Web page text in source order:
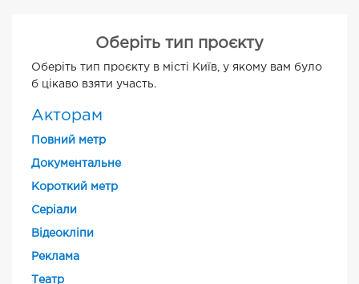
Оберіть тип проєкту
Оберіть тип проєкту в місті Київ, у якому вам було
б цікаво взяти участь.
Акторам
Повний метр
Документальне
Короткий метр
Cеріали
Відеокліпи
Реклама
Театр